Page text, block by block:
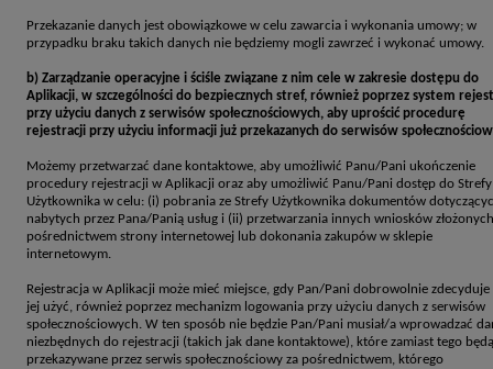
Przekazanie danych jest obowiązkowe w celu zawarcia i wykonania umowy; w
przypadku braku takich danych nie będziemy mogli zawrzeć i wykonać umowy.
b) Zarządzanie operacyjne i ściśle związane z nim cele w zakresie dostępu do
Aplikacji, w szczególności do bezpiecznych stref, również poprzez system
przy użyciu danych z serwisów społecznościowych, aby uprościć procedurę
rejestracji przy użyciu informacji już przekazanych do serwisów
Możemy przetwarzać dane kontaktowe, aby umożliwić Panu/Pani ukończenie
procedury rejestracji w Aplikacji oraz aby umożliwić Panu/Pani dostęp do Strefy
Użytkownika w celu: (i) pobrania ze Strefy Użytkownika dokumentów
nabytych przez Pana/Panią usług i (ii) przetwarzania innych wniosków
pośrednictwem strony internetowej lub dokonania zakupów w sklepie
internetowym.
Rejestracja w Aplikacji może mieć miejsce, gdy Pan/Pani dobrowolnie zdecyduje
jej użyć, również poprzez mechanizm logowania przy użyciu danych z serwisów
społecznościowych. W ten sposób nie będzie Pan/Pani musiał/a wprowadzać
niezbędnych do rejestracji (takich jak dane kontaktowe), które zamiast tego będą
przekazywane przez serwis społecznościowy za pośrednictwem, którego